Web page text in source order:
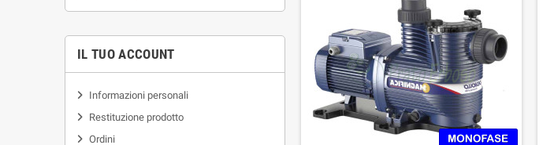
IL TUO ACCOUNT
Informazioni personali
Restituzione prodotto
Ordini